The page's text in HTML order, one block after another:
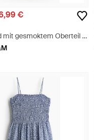
€
mit gesmoktem Oberteil -